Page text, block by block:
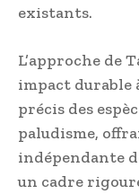
existants.
L’approche de
impact durable
précis des
paludisme,
indépendante
un cadre